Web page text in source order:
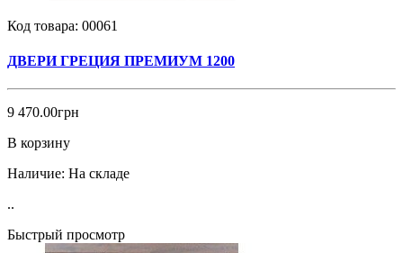
Код товара: 00061
ДВЕРИ ГРЕЦИЯ ПРЕМИУМ 1200
9 470.00грн
В корзину
Наличие: На складе
..
Быстрый просмотр